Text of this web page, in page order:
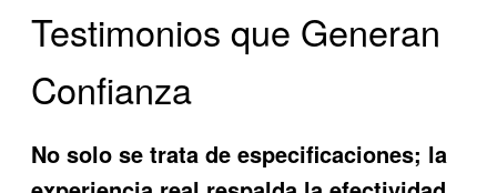
Testimonios que Generan
Confianza
No solo se trata de especificaciones; la